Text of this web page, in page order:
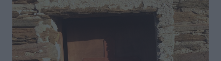
Μέρα
Σας…